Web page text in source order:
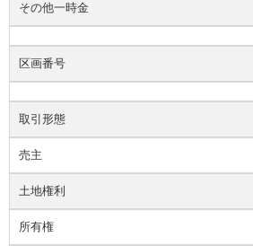
その他一時金
区画番号
取引形態
売主
土地権利
所有権